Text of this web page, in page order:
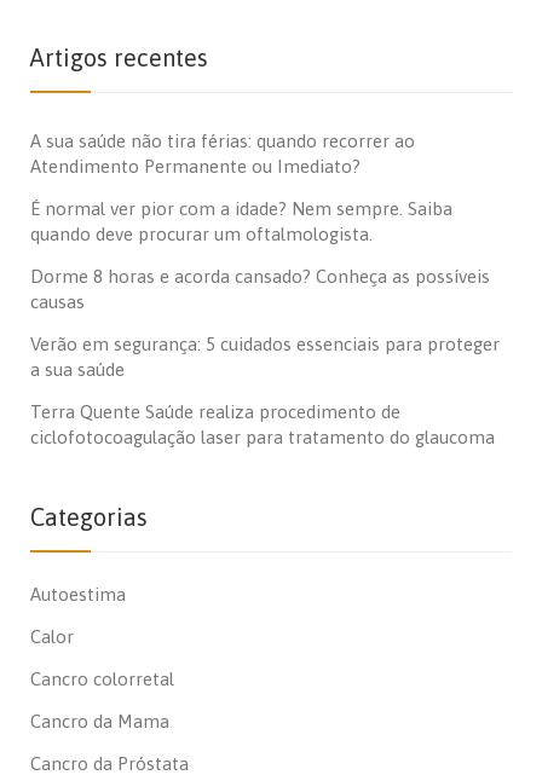
Artigos recentes
A sua saúde não tira férias: quando recorrer ao
Atendimento Permanente ou Imediato?
É normal ver pior com a idade? Nem sempre. Saiba
quando deve procurar um oftalmologista.
Dorme 8 horas e acorda cansado? Conheça as possíveis
causas
Verão em segurança: 5 cuidados essenciais para proteger
a sua saúde
Terra Quente Saúde realiza procedimento de
ciclofotocoagulação laser para tratamento do glaucoma
Categorias
Autoestima
Calor
Cancro colorretal
Cancro da Mama
Cancro da Próstata